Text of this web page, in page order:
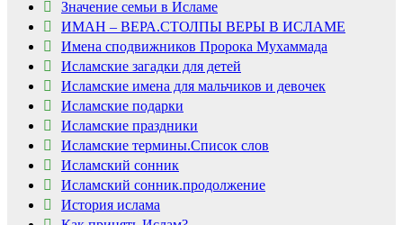
Значение семьи в Исламе
ИМАН – ВЕРА.СТОЛПЫ ВЕРЫ В ИСЛАМЕ
Имена сподвижников Пророка Мухаммада
Исламские загадки для детей
Исламские имена для мальчиков и девочек
Исламские подарки
Исламские праздники
Исламские термины.Список слов
Исламский сонник
Исламский сонник.продолжение
История ислама